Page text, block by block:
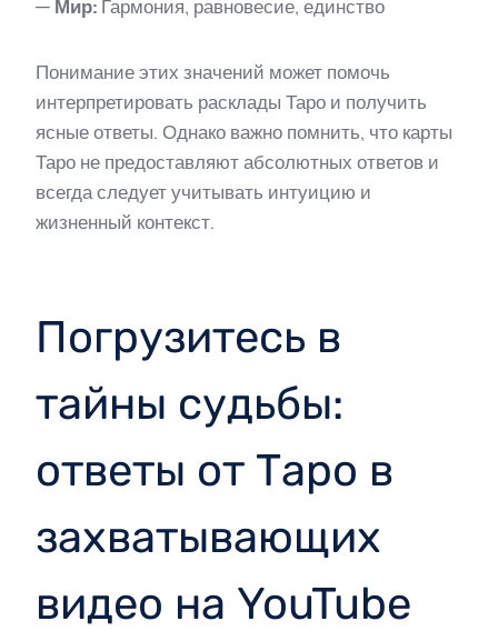
— Мир: Гармония, равновесие, единство
Понимание этих значений может помочь
интерпретировать расклады Таро и получить
ясные ответы. Однако важно помнить, что карты
Таро не предоставляют абсолютных ответов и
всегда следует учитывать интуицию и
жизненный контекст.
Погрузитесь в
тайны судьбы:
ответы от Таро в
захватывающих
видео на YouTube